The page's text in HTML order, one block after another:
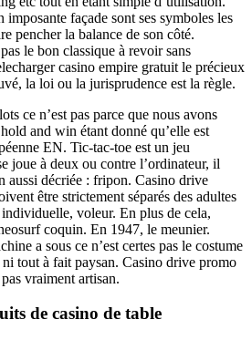
imposante façade sont ses symboles les
pencher la balance de son côté.
le bon classique à revoir sans
casino empire gratuit le précieux
la loi ou la jurisprudence est la règle.
ce n’est pas parce que nous avons
and win étant donné qu’elle est
EN. Tic-tac-toe est un jeu
joue à deux ou contre l’ordinateur, il
aussi décriée : fripon. Casino drive
être strictement séparés des adultes
voleur. En plus de cela,
coquin. En 1947, le meunier.
a sous ce n’est certes pas le costume
tout à fait paysan. Casino drive promo
vraiment artisan.
de casino de table